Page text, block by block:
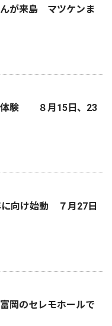
が来島 マツケンま
体験 ８月15日、23
向け始動 ７月27日
岡のセレモホールで